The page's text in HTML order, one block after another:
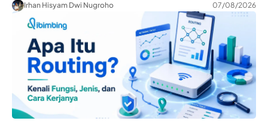
Irhan Hisyam Dwi Nugroho
07/08/2026